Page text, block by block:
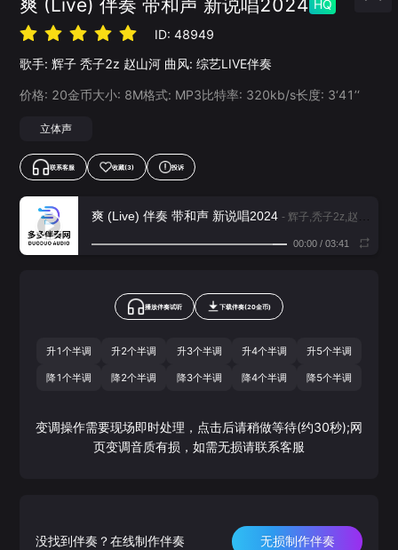
爽 (Live) 伴奏 带和声 新说唱2024 HQ
ID:48949
歌手: 辉子 秃子2z 赵山河 曲风: 综艺LIVE伴奏
价格: 20金币大小: 8M格式: MP3比特率: 320kb/s长度: 3‘41’‘
立体声
联系客服 收藏(3) 投诉
爽 (Live) 伴奏 带和声 新说唱2024 - 辉子,秃子2z,赵山河
00:00/ 03:41
播放伴奏试听 下载伴奏(20金币)
升1个半调 升2个半调 升3个半调 升4个半调 升5个半调
降1个半调 降2个半调 降3个半调 降4个半调 降5个半调
变调操作需要现场即时处理，点击后请稍做等待(约30秒);网
页变调音质有损，如需无损请联系客服
没找到伴奏？在线制作伴奏 无损制作伴奏